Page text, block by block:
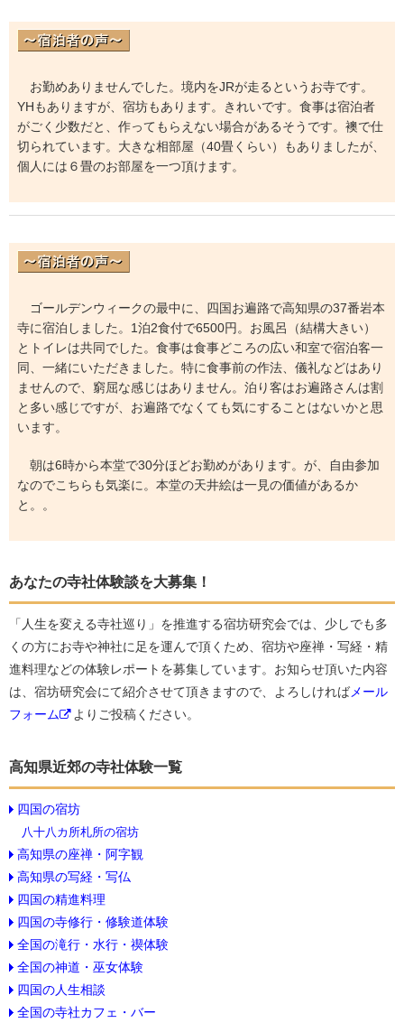
お勤めありませんでした。境内をJRが走るというお寺です。
YHもありますが、宿坊もあります。きれいです。食事は宿泊者
がごく少数だと、作ってもらえない場合があるそうです。襖で仕
切られています。大きな相部屋（40畳くらい）もありましたが、
個人には６畳のお部屋を一つ頂けます。
ゴールデンウィークの最中に、四国お遍路で高知県の37番岩本
寺に宿泊しました。1泊2食付で6500円。お風呂（結構大きい）
とトイレは共同でした。食事は食事どころの広い和室で宿泊客一
同、一緒にいただきました。特に食事前の作法、儀礼などはあり
ませんので、窮屈な感じはありません。泊り客はお遍路さんは割
と多い感じですが、お遍路でなくても気にすることはないかと思
います。
朝は6時から本堂で30分ほどお勤めがあります。が、自由参加
なのでこちらも気楽に。本堂の天井絵は一見の価値があるか
と。。
あなたの寺社体験談を大募集！
「人生を変える寺社巡り」を推進する宿坊研究会では、少しでも多
くの方にお寺や神社に足を運んで頂くため、宿坊や座禅・写経・精
進料理などの体験レポートを募集しています。お知らせ頂いた内容
は、宿坊研究会にて紹介させて頂きますので、よろしければ メール
フォーム
よりご投稿ください。
高知県近郊の寺社体験一覧
四国の宿坊
八十八カ所札所の宿坊
高知県の座禅・阿字観
高知県の写経・写仏
四国の精進料理
四国の寺修行・修験道体験
全国の滝行・水行・禊体験
全国の神道・巫女体験
四国の人生相談
全国の寺社カフェ・バー